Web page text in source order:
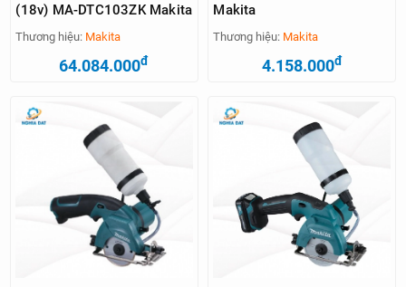
(18v) MA-DTC103ZK Makita
Thương hiệu: Makita
64.084.000đ
Makita
Thương hiệu: Makita
4.158.000đ